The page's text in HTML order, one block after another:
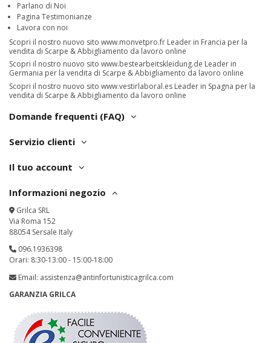
Parlano di Noi
Pagina Testimonianze
Lavora con noi
Scopri il nostro nuovo sito www.monvetpro.fr Leader in Francia per la
vendita di Scarpe & Abbigliamento da lavoro online
Scopri il nostro nuovo sito www.bestearbeitskleidung.de Leader in
Germania per la vendita di Scarpe & Abbigliamento da lavoro online
Scopri il nostro nuovo sito www.vestirlaboral.es Leader in Spagna per la
vendita di Scarpe & Abbigliamento da lavoro online
Domande frequenti (FAQ)
Servizio clienti
Il tuo account
Informazioni negozio
Grilca SRL
Via Roma 152
88054 Sersale Italy
096.1936398
Orari: 8:30-13:00 - 15:00-18:00
Email: assistenza@antinfortunisticagrilca.com
GARANZIA GRILCA